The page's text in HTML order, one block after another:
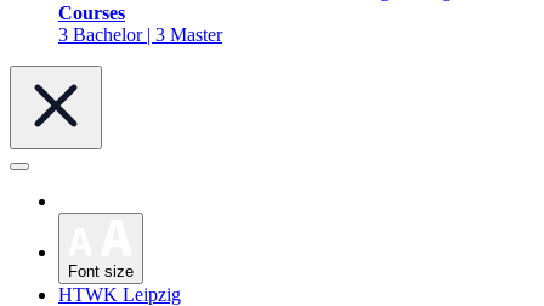
Courses
3 Bachelor | 3 Master
Font size
HTWK Leipzig